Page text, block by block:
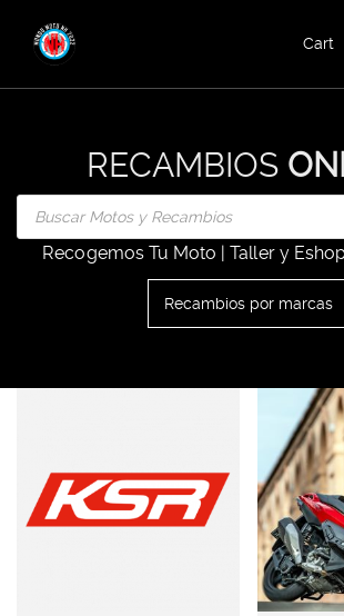
Cart
RECAMBIOS
Products
search
Recogemos Tu Moto | Taller y
Recambios por marcas